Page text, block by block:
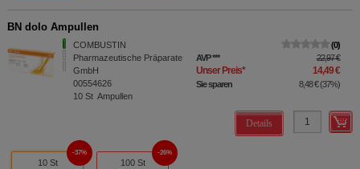
BN dolo Ampullen
COMBUSTIN
Pharmazeutische Präparate
GmbH
00554626
10 St Ampullen
0
AVP*** 22,97 €
Unser Preis* 14,49 €
Sie sparen 8,48 €(37%)
Details
10 St
37%
100 St
26%